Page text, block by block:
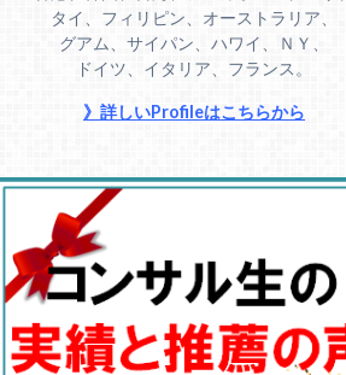
タイ、フィリピン、オーストラリア、
グアム、サイパン、ハワイ、ＮＹ、
ドイツ、イタリア、フランス。
》詳しいProfileはこちらから